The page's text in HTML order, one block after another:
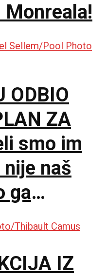
ODBIO
ZA
smo im
naš
ga
IZ